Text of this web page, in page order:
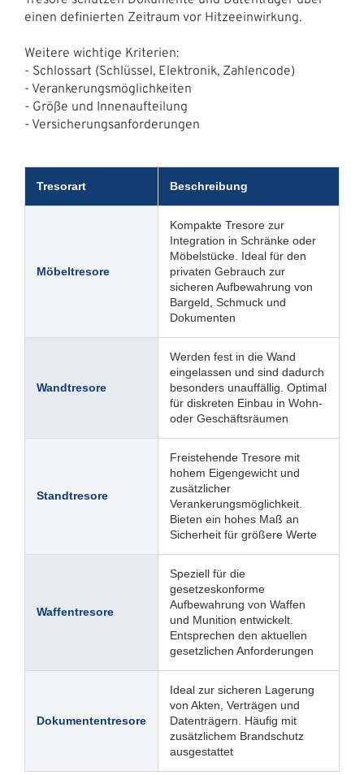
einen definierten Zeitraum vor Hitzeeinwirkung.
Weitere wichtige Kriterien:
- Schlossart (Schlüssel, Elektronik, Zahlencode)
- Verankerungsmöglichkeiten
- Größe und Innenaufteilung
- Versicherungsanforderungen
Tresorart Beschreibung
Möbeltresore
Kompakte Tresore zur
Integration in Schränke oder
Möbelstücke. Ideal für den
privaten Gebrauch zur
sicheren Aufbewahrung von
Bargeld, Schmuck und
Dokumenten
Wandtresore
Werden fest in die Wand
eingelassen und sind dadurch
besonders unauffällig. Optimal
für diskreten Einbau in Wohn-
oder Geschäftsräumen
Standtresore
Freistehende Tresore mit
hohem Eigengewicht und
zusätzlicher
Verankerungsmöglichkeit.
Bieten ein hohes Maß an
Sicherheit für größere Werte
Waffentresore
Speziell für die
gesetzeskonforme
Aufbewahrung von Waffen
und Munition entwickelt.
Entsprechen den aktuellen
gesetzlichen Anforderungen
Dokumententresore
Ideal zur sicheren Lagerung
von Akten, Verträgen und
Datenträgern. Häufig mit
zusätzlichem Brandschutz
ausgestattet